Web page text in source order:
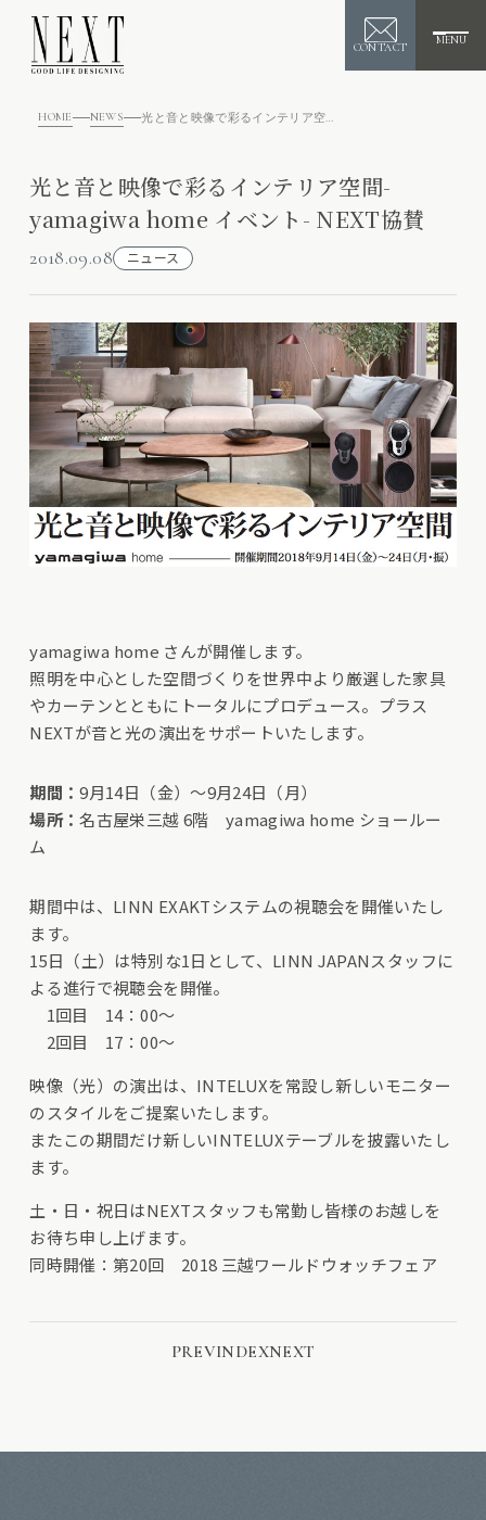
CONTACT
MENU
HOME NEWS
光と音と映像で彩るインテリア空間-
yamagiwa home イベント- NEXT協賛
2018.09.08 ニュース
yamagiwa home さんが開催します。
照明を中心とした空間づくりを世界中より厳選した家具
やカーテンとともにトータルにプロデュース。プラス
NEXTが音と光の演出をサポートいたします。
期間：9月14日（金）～9月24日（月）
場所：名古屋栄三越 6階 yamagiwa home ショールー
ム
期間中は、LINN EXAKTシステムの視聴会を開催いたし
ます。
15日（土）は特別な1日として、LINN JAPANスタッフに
よる進行で視聴会を開催。
1回目 14：00～
2回目 17：00～
映像（光）の演出は、INTELUXを常設し新しいモニター
のスタイルをご提案いたします。
またこの期間だけ新しいINTELUXテーブルを披露いたし
ます。
土・日・祝日はNEXTスタッフも常勤し皆様のお越しを
お待ち申し上げます。
同時開催：第20回 2018 三越ワールドウォッチフェア
PREVINDEXNEXT